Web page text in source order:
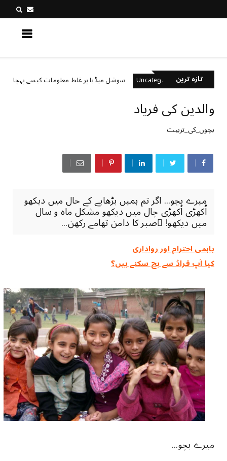
تازہ ترین
Uncategorized سوشل میڈیا پر غلط معلومات کیسے پہچانیں؟
والدین كی فرياد
بچوں_کی_تربیت
میرے بچو... اگر تم ہمیں بڑھاپے کے حال میں دیکھو
اُکھڑی اُکھڑی چال میں دیکھو مشکل ماہ و سال
میں دیکھو! صبر کا دامن تھامے رکھن...
باہمی احترام اور رواداری
کیا آپ فراڈ سے بچ سکتے ہیں؟
میرے بچو...